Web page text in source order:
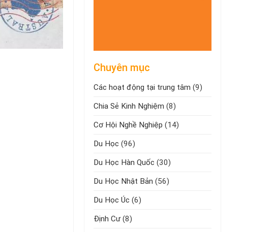
Chuyên mục
Các hoạt động tại trung tâm (9)
Chia Sẻ Kinh Nghiệm (8)
Cơ Hội Nghề Nghiệp (14)
Du Học (96)
Du Học Hàn Quốc (30)
Du Học Nhật Bản (56)
Du Học Úc (6)
Định Cư (8)